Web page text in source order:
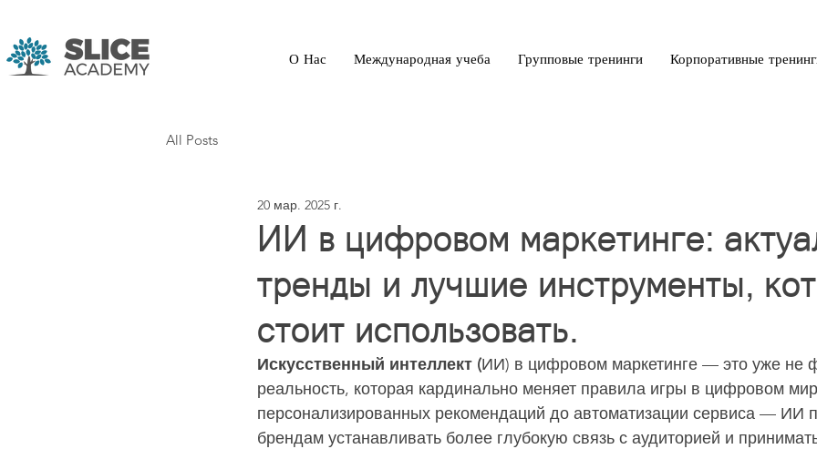
О Нас Международная учеба Групповые тренинги Корпоративные
All Posts
ИИ в цифровом маркетинге:
тренды и лучшие инструменты,
стоит использовать.
20 мар. 2025 г.
Искусственный интеллект (ИИ) в цифровом маркетинге — это уже не
реальность, которая кардинально меняет правила игры в цифровом
персонализированных рекомендаций до автоматизации сервиса — ИИ
брендам устанавливать более глубокую связь с аудиторией и